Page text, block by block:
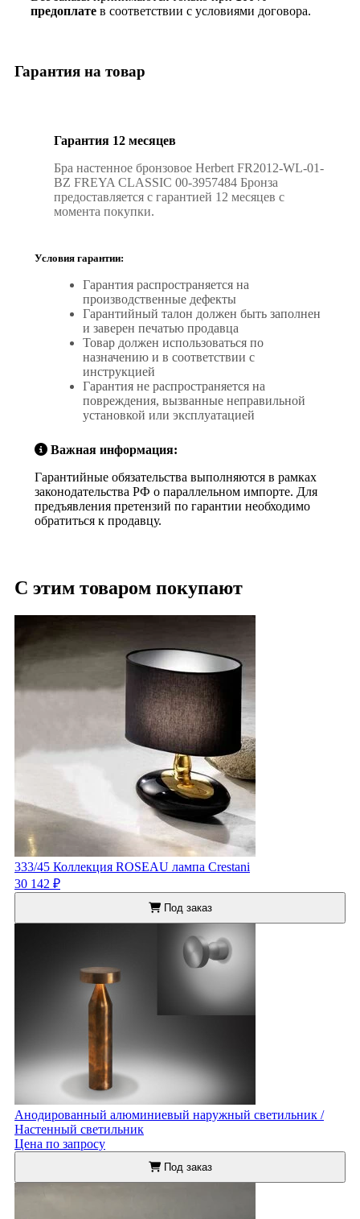
предоплате в соответствии с условиями договора.
Гарантия на товар
Гарантия 12 месяцев
Бра настенное бронзовое Herbert FR2012-WL-01-
BZ FREYA CLASSIC 00-3957484 Бронза
предоставляется с гарантией 12 месяцев с
момента покупки.
Условия гарантии:
Гарантия распространяется на
производственные дефекты
Гарантийный талон должен быть заполнен
и заверен печатью продавца
Товар должен использоваться по
назначению и в соответствии с
инструкцией
Гарантия не распространяется на
повреждения, вызванные неправильной
установкой или эксплуатацией
Важная информация:
Гарантийные обязательства выполняются в рамках
законодательства РФ о параллельном импорте. Для
предъявления претензий по гарантии необходимо
обратиться к продавцу.
С этим товаром покупают
333/45 Коллекция ROSEAU лампа Crestani
30 142 ₽
Под заказ
Анодированный алюминиевый наружный светильник /
Настенный светильник
Цена по запросу
Под заказ